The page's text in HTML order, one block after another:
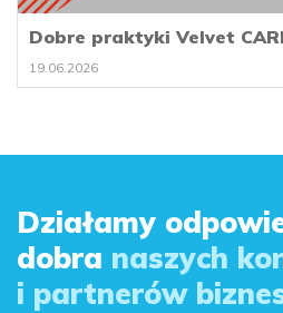
Dobre praktyki Velvet
19.06.2026
Działamy
dobra naszych
i partnerów